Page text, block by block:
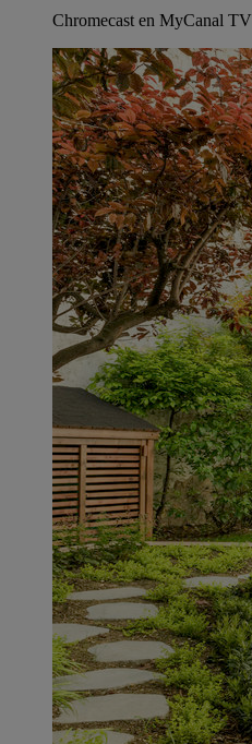
Chromecast en MyCanal TV